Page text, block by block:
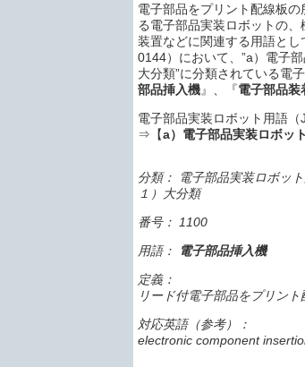
電子部品をプリント配線板
る電子部品実装ロボットの
装置などに関連する用語と
0144）において、”a）電子
大分類”に分類されている電
部品挿入機』、『電子部品装
電子部品実装ロボット用語（
⇒【a）電子部品実装ロボッ
分類： 電子部品実装ロボッ
１）大分類
番号： 1100
用語：
電子部品挿入機
定義：
リード付電子部品をプリント
対応英語（参考）：
electronic component